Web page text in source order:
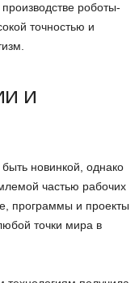
роботы-
точностью и
и
новинкой, однако
частью рабочих
программы и проекты
точки мира в